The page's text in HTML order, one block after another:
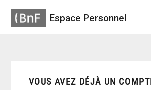
Espace Personnel
VOUS AVEZ DÉJÀ UN